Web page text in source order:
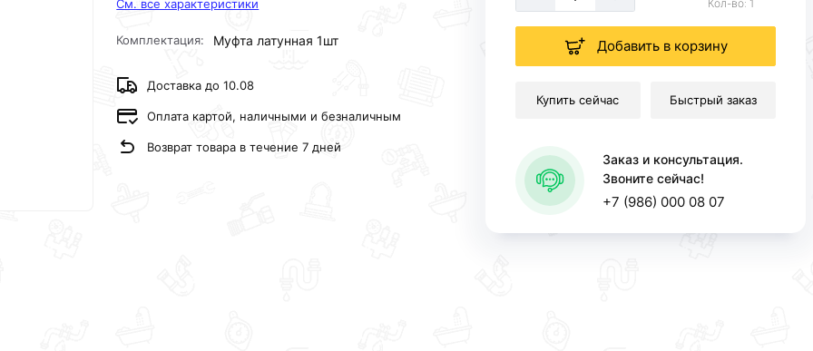
См. все характеристики
Комплектация: Муфта латунная 1шт
Доставка до 10.08
Оплата картой, наличными и безналичным
Возврат товара в течение 7 дней
Кол-во: 1
Добавить в корзину
Купить сейчас Быстрый заказ
Заказ и консультация.
Звоните сейчас!
+7 (986) 000 08 07